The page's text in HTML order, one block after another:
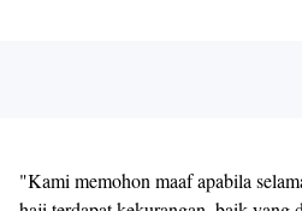
"Kami memohon maaf apabila